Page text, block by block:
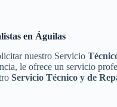
en Águilas
nuestro Servicio
le ofrece un servicio
Servicio Técnico y de